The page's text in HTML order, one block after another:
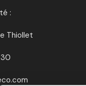
:
Thiollet